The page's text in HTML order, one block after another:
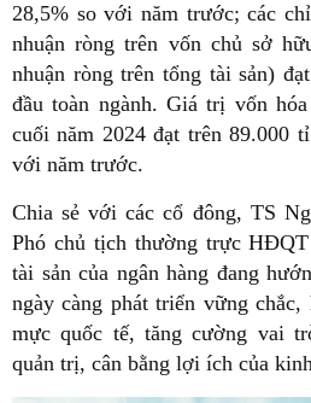
28,5% so với năm trước; các
nhuận ròng trên vốn chủ sở
nhuận ròng trên tổng tài sản)
đầu toàn ngành. Giá trị vốn
cuối năm 2024 đạt trên 89.000
với năm trước.
Chia sẻ với các cổ đông, TS
Phó chủ tịch thường trực
tài sản của ngân hàng đang
ngày càng phát triển vững
mực quốc tế, tăng cường vai
quản trị, cân bằng lợi ích của